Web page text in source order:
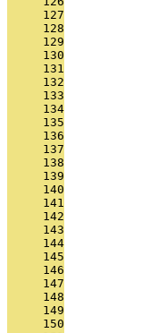
     127
     128
     129
     130
     131
     132
     133
     134
     135
     136
     137
     138
     139
     140
     141
     142
     143
     144
     145
     146
     147
     148
     149
     150